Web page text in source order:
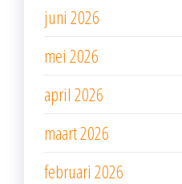
juni 2026
mei 2026
april 2026
maart 2026
februari 2026